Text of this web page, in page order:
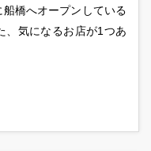
橋へオープンしている
、気になるお店が1つあ